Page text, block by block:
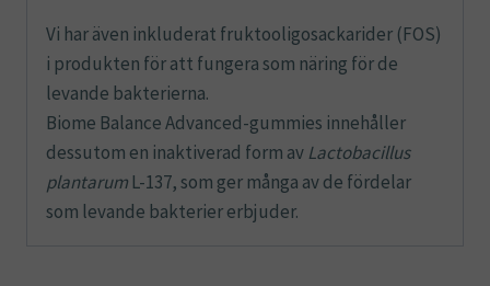
Vi har även inkluderat fruktooligosackarider (FOS)
i produkten för att fungera som näring för de
levande bakterierna.
Biome Balance Advanced-gummies innehåller
dessutom en inaktiverad form av Lactobacillus
plantarum L-137, som ger många av de fördelar
som levande bakterier erbjuder.